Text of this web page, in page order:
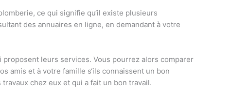
omberie, ce qui signifie qu‘il existe plusieurs
des annuaires en ligne, en demandant à votre
proposent leurs services. Vous pourrez alors comparer
os amis et à votre famille s‘ils connaissent un bon
travaux chez eux et qui a fait un bon travail.